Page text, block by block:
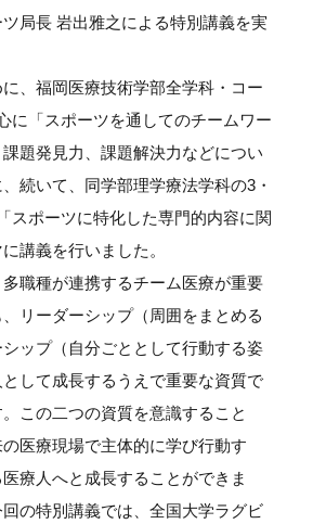
ポリシー
ーツ憲章
#インタビュー#試合情報
#試合日程
のお知らせ#サポーターの会
ャンプ
局長 岩出雅之による特別講義を実
、福岡医療技術学部全学科・コー
に「スポーツを通してのチームワー
題発見力、課題解決力などについ
続いて、同学部理学療法学科の3・
スポーツに特化した専門的内容に関
講義を行いました。
職種が連携するチーム医療が重要
リーダーシップ（周囲をまとめる
ップ（自分ごととして行動する姿
して成長するうえで重要な資質で
この二つの資質を意識すること
医療現場で主体的に学び行動す
療人へと成長することができま
の特別講義では、全国大学ラグビ